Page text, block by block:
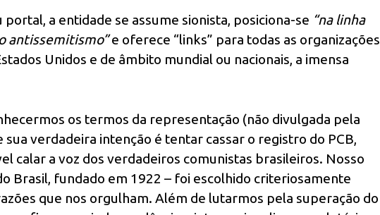
a entidade se assume sionista, posiciona-se “na linha
antissemitismo”e oferece “links” para todas as organizações
Unidos e de âmbito mundial ou nacionais, a imensa
os termos da representação (não divulgada pela
verdadeira intenção é tentar cassar o registro do PCB,
calar a voz dos verdadeiros comunistas brasileiros. Nosso
Brasil, fundado em 1922 – foi escolhido criteriosamente
que nos orgulham. Além de lutarmos pela superação do